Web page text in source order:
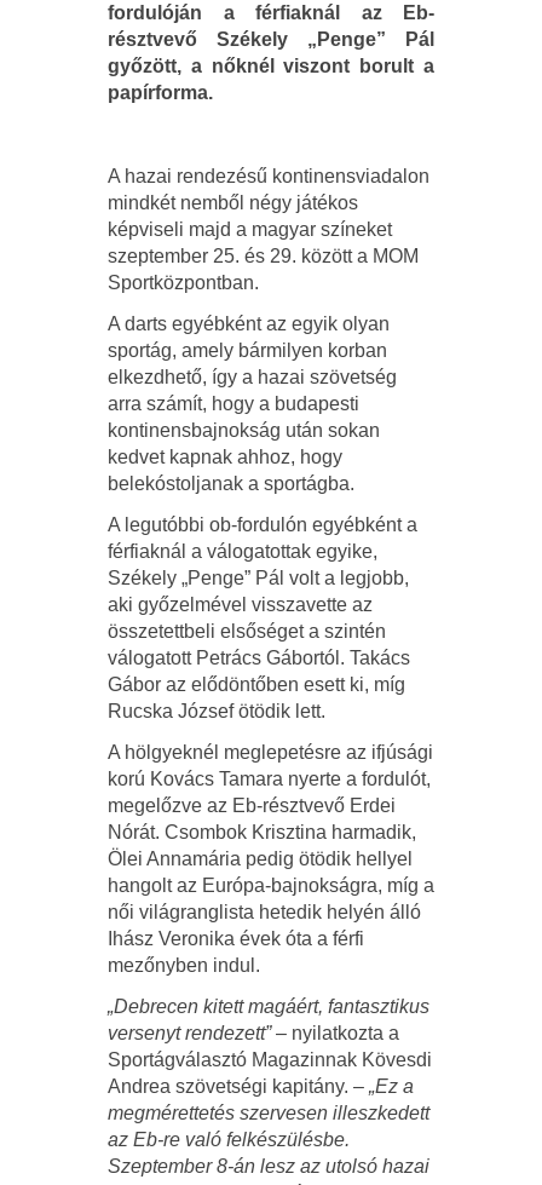
fordulóján a férfiaknál az Eb-
résztvevő Székely „Penge” Pál
győzött, a nőknél viszont borult a
papírforma.
A hazai rendezésű kontinensviadalon
mindkét nemből négy játékos
képviseli majd a magyar színeket
szeptember 25. és 29. között a MOM
Sportközpontban.
A darts egyébként az egyik olyan
sportág, amely bármilyen korban
elkezdhető, így a hazai szövetség
arra számít, hogy a budapesti
kontinensbajnokság után sokan
kedvet kapnak ahhoz, hogy
belekóstoljanak a sportágba.
A legutóbbi ob-fordulón egyébként a
férfiaknál a válogatottak egyike,
Székely „Penge” Pál volt a legjobb,
aki győzelmével visszavette az
összetettbeli elsőséget a szintén
válogatott Petrács Gábortól. Takács
Gábor az elődöntőben esett ki, míg
Rucska József ötödik lett.
A hölgyeknél meglepetésre az ifjúsági
korú Kovács Tamara nyerte a fordulót,
megelőzve az Eb-résztvevő Erdei
Nórát. Csombok Krisztina harmadik,
Ölei Annamária pedig ötödik hellyel
hangolt az Európa-bajnokságra, míg a
női világranglista hetedik helyén álló
Ihász Veronika évek óta a férfi
mezőnyben indul.
„Debrecen kitett magáért, fantasztikus
versenyt rendezett”– nyilatkozta a
Sportágválasztó Magazinnak Kövesdi
Andrea szövetségi kapitány. – „Ez a
megmérettetés szervesen illeszkedett
az Eb-re való felkészülésbe.
Szeptember 8-án lesz az utolsó hazai